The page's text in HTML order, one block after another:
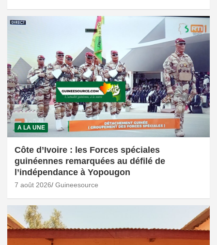
A LA UNE
Côte d’Ivoire : les Forces spéciales
guinéennes remarquées au défilé de
l’indépendance à Yopougon
7 août 2026 Guineesource